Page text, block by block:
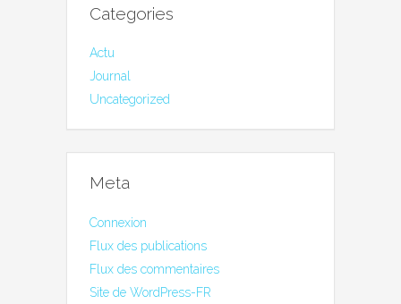
Categories
Actu
Journal
Uncategorized
Meta
Connexion
Flux des publications
Flux des commentaires
Site de WordPress-FR